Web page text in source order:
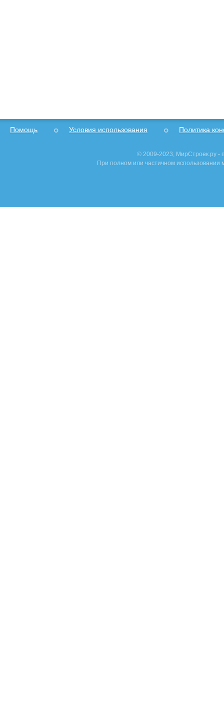
Помощь Условия использования Политика
© 2009-2023, МирСтроек.ру -
При полном или частичном использовании